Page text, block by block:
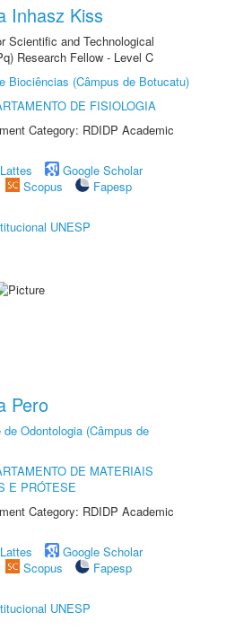
Inhasz Kiss
Scientific and Technological
Research Fellow - Level C
Biociências (Câmpus de Botucatu)
DE FISIOLOGIA
Category: RDIDP Academic
Google Scholar
Scopus
Fapesp
UNESP
Pero
de Odontologia (Câmpus de
DE MATERIAIS
E PRÓTESE
Category: RDIDP Academic
Google Scholar
Scopus
Fapesp
UNESP